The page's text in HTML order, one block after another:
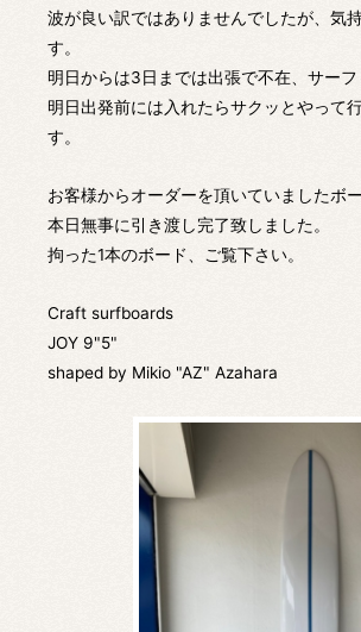
波が良い訳ではありませんでしたが、気
す。
明日からは3日までは出張で不在、サーフ
明日出発前には入れたらサクッとやって
す。
お客様からオーダーを頂いていましたボ
本日無事に引き渡し完了致しました。
拘った1本のボード、ご覧下さい。
Craft surfboards
JOY 9"5"
shaped by Mikio "AZ" Azahara